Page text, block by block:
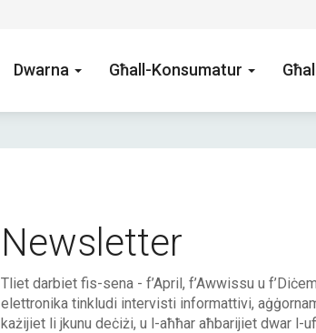
Dwarna Għall-Konsumatur
Newsletter
Tliet darbiet fis-sena - f’April, f’Awwissu u
elettronika tinkludi intervisti informattivi,
każijiet li jkunu deċiżi, u l-aħħar aħbarijiet dwar l-